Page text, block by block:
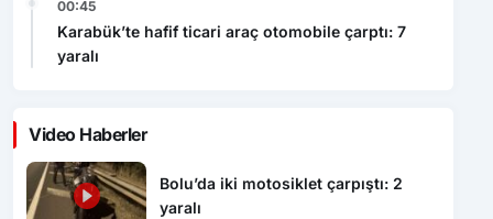
00:45
Karabük’te hafif ticari araç otomobile çarptı: 7
yaralı
Video Haberler
Bolu’da iki motosiklet çarpıştı: 2
yaralı